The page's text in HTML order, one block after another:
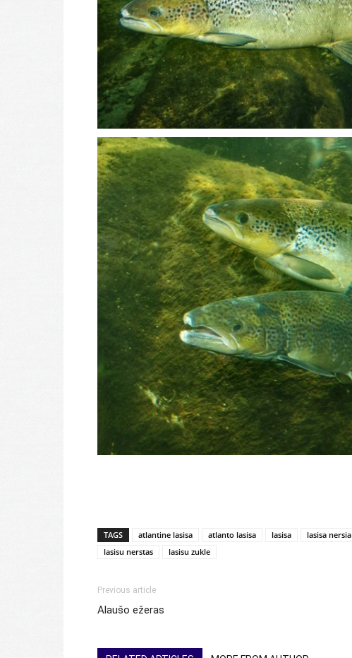
TAGS atlantine lasisa atlanto lasisa lasisa lasisa nersia
lasisu nerstas
lasisu zukle
Previous article
Alaušo ežeras